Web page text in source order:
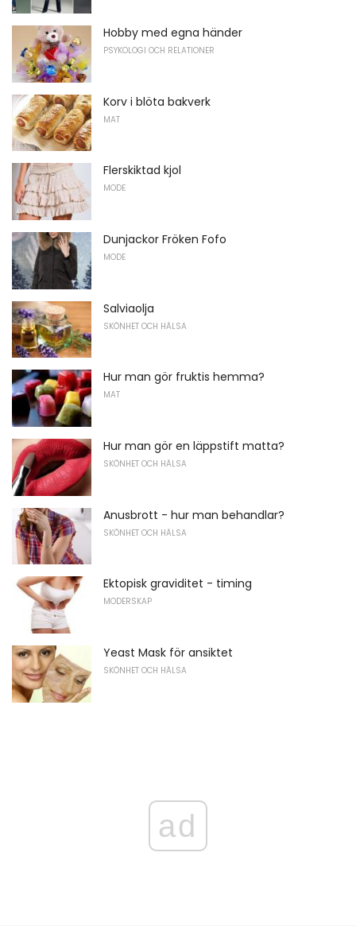
Hobby med egna händer
PSYKOLOGI OCH RELATIONER
Korv i blöta bakverk
MAT
Flerskiktad kjol
MODE
Dunjackor Fröken Fofo
MODE
Salviaolja
SKÖNHET OCH HÄLSA
Hur man gör fruktis hemma?
MAT
Hur man gör en läppstift matta?
SKÖNHET OCH HÄLSA
Anusbrott - hur man behandlar?
SKÖNHET OCH HÄLSA
Ektopisk graviditet - timing
MODERSKAP
Yeast Mask för ansiktet
SKÖNHET OCH HÄLSA
ad